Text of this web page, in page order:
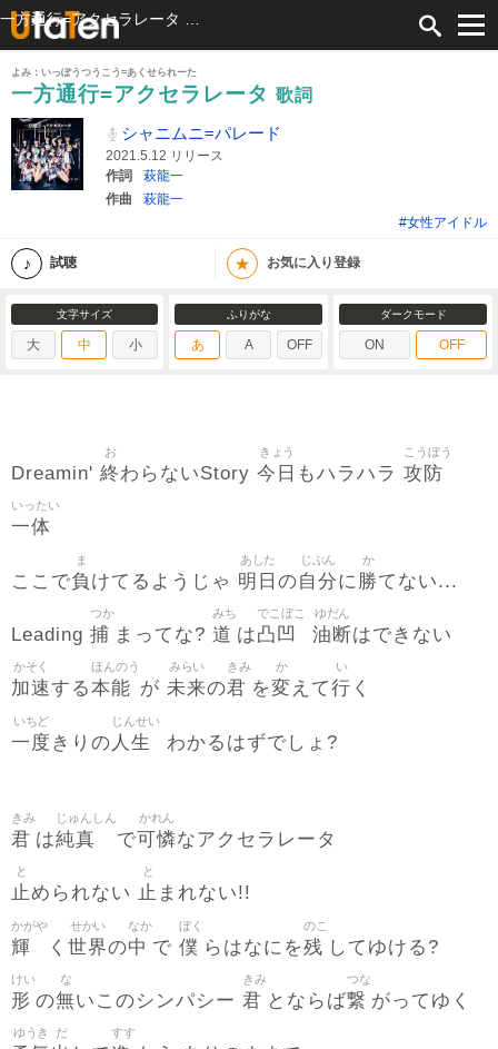
よみ：いっぽうつうこう=あくせられーた
一方通行=アクセラレータ 歌詞
シャニムニ=パレード
2021.5.12 リリース
作詞
萩龍一
作曲
萩龍一
#女性アイドル
試聴 ★ お気に入り登録
文字サイズ
大 中 小
ふりがな
あ A OFF
ダークモード
ON OFF
Dreamin' 終
お
わらないStory 今日
きょう
もハラハラ 攻防
こうぼう
一体
いったい
ここで負
ま
けてるようじゃ 明日
あした
の自分
じぶん
に勝
か
てない...
Leading 捕
つか
まってな? 道
みち
は凸凹
でこぼこ
油断
ゆだん
はできない
加速
かそく
する本能
ほんのう
が 未来
みらい
の君
きみ
を変
か
えて行
い
く
一度
いちど
きりの 人生
じんせい
わかるはずでしょ?
君
きみ
は純真
じゅんしん
で可憐
かれん
なアクセラレータ
止
と
められない 止
と
まれない!!
輝
かがや
く 世界
せかい
の中
なか
で 僕
ぼく
らはなにを残
のこ
してゆける?
形
けい
の無
な
いこのシンパシー 君
きみ
とならば繋
つな
がってゆく
ゆうき だ すす